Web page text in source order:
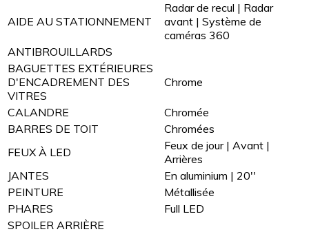
AIDE AU STATIONNEMENT
Radar de recul | Radar
avant | Système de
caméras 360
ANTIBROUILLARDS
BAGUETTES EXTÉRIEURES
D'ENCADREMENT DES
VITRES
Chrome
CALANDRE
Chromée
BARRES DE TOIT
Chromées
FEUX À LED
Feux de jour | Avant |
Arrières
JANTES
En aluminium | 20''
PEINTURE
Métallisée
PHARES
Full LED
SPOILER ARRIÈRE